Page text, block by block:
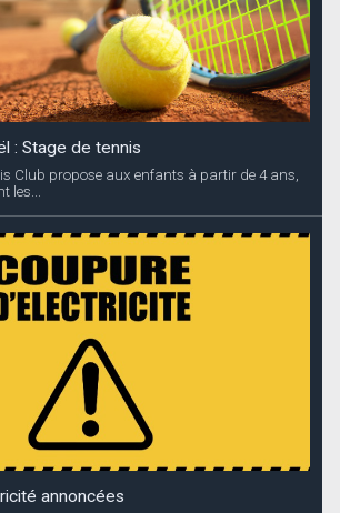
: Stage de tennis
Club propose aux enfants à partir de 4 ans,
les...
annoncées